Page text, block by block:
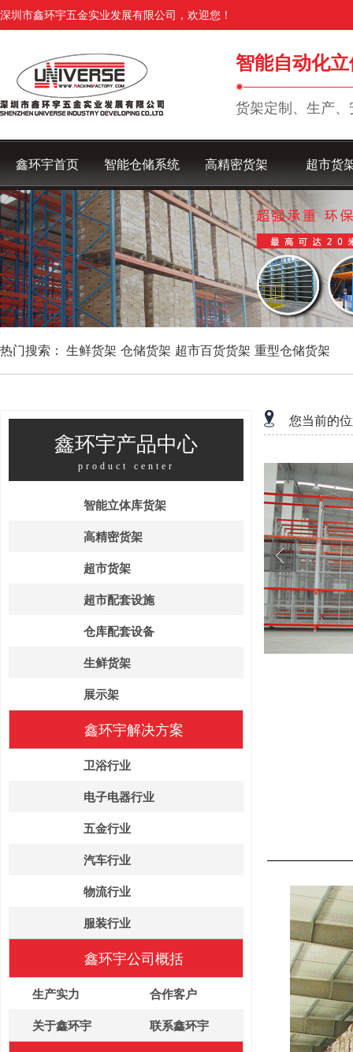
深圳市鑫环宇五金实业发展有限公司，欢迎您！
智能自动化
货架定制、生产
鑫环宇首页 智能仓储系统 高精密货架 超市货
热门搜索： 生鲜货架 仓储货架 超市百货货架 重型仓储货架
鑫环宇产品中心
product center
智能立体库货架
高精密货架
超市货架
超市配套设施
仓库配套设备
生鲜货架
展示架
鑫环宇解决方案
卫浴行业
电子电器行业
五金行业
汽车行业
物流行业
服装行业
鑫环宇公司概括
生产实力 合作客户
关于鑫环宇 联系鑫环宇
您当前的